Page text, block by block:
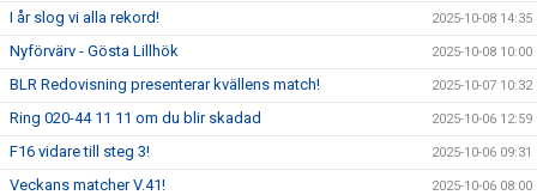
I år slog vi alla rekord! 2025-10-08 14:35
Nyförvärv - Gösta Lillhök 2025-10-08 10:00
BLR Redovisning presenterar kvällens match! 2025-10-07 10:32
Ring 020-44 11 11 om du blir skadad 2025-10-06 12:59
F16 vidare till steg 3! 2025-10-06 09:31
Veckans matcher V.41! 2025-10-06 08:00